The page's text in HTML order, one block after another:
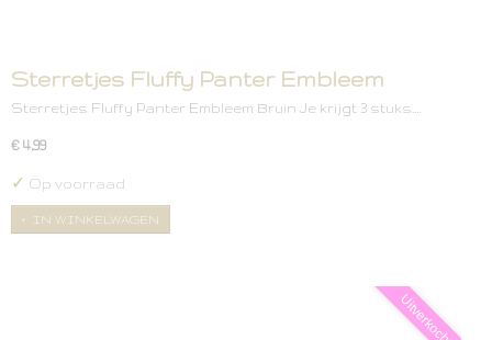
Sterretjes Fluffy Panter Embleem
Sterretjes Fluffy Panter Embleem Bruin Je krijgt 3 stuks.…
€ 4,99
✓ Op voorraad
IN WINKELWAGEN
Uitverkocht